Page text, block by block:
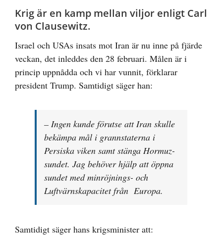
bild
Krig är en kamp mellan viljor enligt Carl
von Clausewitz.
Israel och USAs insats mot Iran är nu inne på fjärde
veckan, det inleddes den 28 februari. Målen är i
princip uppnådda och vi har vunnit, förklarar
president Trump. Samtidigt säger han:
– Ingen kunde förutse att Iran skulle
bekämpa mål i grannstaterna i
Persiska viken samt stänga Hormuz-
sundet. Jag behöver hjälp att öppna
sundet med minröjnings- och
Luftvärnskapacitet från Europa.
Samtidigt säger hans krigsminister att: